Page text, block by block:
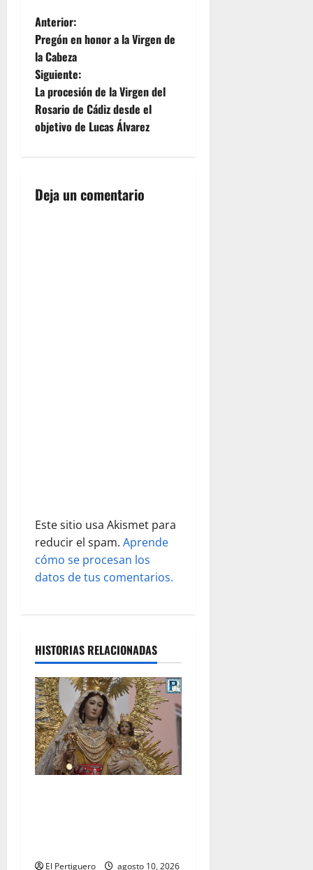
N
a
v
e
c
d
a
s
Anterior:
Pregón en honor a la Virgen de
la Cabeza
Siguiente:
La procesión de la Virgen del
Rosario de Cádiz desde el
objetivo de Lucas Álvarez
Deja un comentario
Este sitio usa Akismet para
reducir el spam. Aprende
cómo se procesan los
datos de tus comentarios.
HISTORIAS RELACIONADAS
El Pertiguero agosto 10, 2026